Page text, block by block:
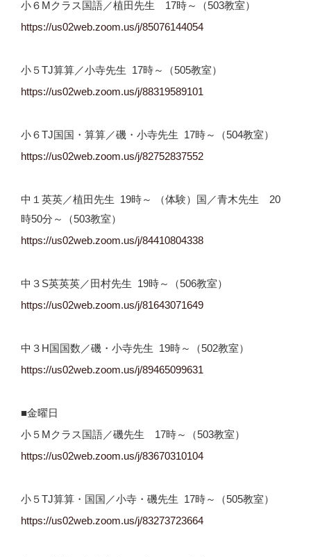
小６Mクラス国語／植田先生 17時～（503教室）
https://us02web.zoom.us/j/85076144054
小５TJ算算／小寺先生 17時～（505教室）
https://us02web.zoom.us/j/88319589101
小６TJ国国・算算／磯・小寺先生 17時～（504教室）
https://us02web.zoom.us/j/82752837552
中１英英／植田先生 19時～ （体験）国／青木先生 20
時50分～（503教室）
https://us02web.zoom.us/j/84410804338
中３S英英英／田村先生 19時～（506教室）
https://us02web.zoom.us/j/81643071649
中３H国国数／磯・小寺先生 19時～（502教室）
https://us02web.zoom.us/j/89465099631
■金曜日
小５Mクラス国語／磯先生 17時～（503教室）
https://us02web.zoom.us/j/83670310104
小５TJ算算・国国／小寺・磯先生 17時～（505教室）
https://us02web.zoom.us/j/83273723664